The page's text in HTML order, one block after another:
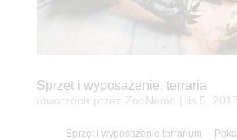
Sprzęt i wyposażenie, terraria
utworzone przez ZooNemo lis 5, 2017
Sprzęt i wyposażenie terrarium